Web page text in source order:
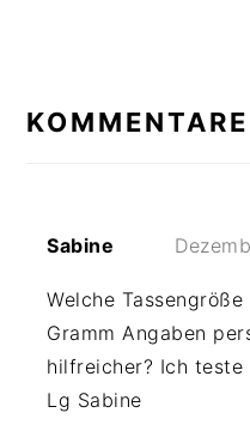
KOMMENTARE
Sabine
Welche
Gramm Angaben
hilfreicher? Ich
Lg Sabine